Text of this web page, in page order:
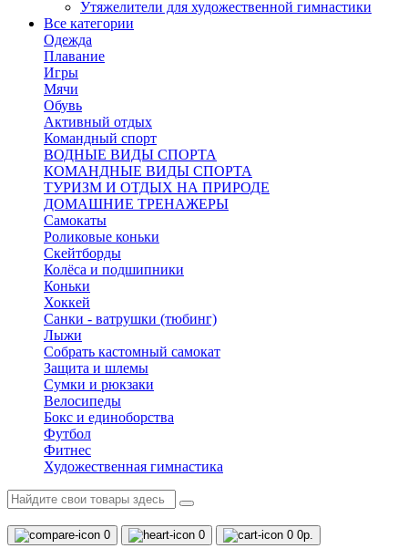
Утяжелители для художественной гимнастики
Все категории
Одежда
Плавание
Игры
Мячи
Обувь
Активный отдых
Командный спорт
ВОДНЫЕ ВИДЫ СПОРТА
КОМАНДНЫЕ ВИДЫ СПОРТА
ТУРИЗМ И ОТДЫХ НА ПРИРОДЕ
ДОМАШНИЕ ТРЕНАЖЕРЫ
Самокаты
Роликовые коньки
Скейтборды
Колёса и подшипники
Коньки
Хоккей
Санки - ватрушки (тюбинг)
Лыжи
Собрать кастомный самокат
Защита и шлемы
Сумки и рюкзаки
Велосипеды
Бокс и единоборства
Футбол
Фитнес
Художественная гимнастика
0 0 0 0р.